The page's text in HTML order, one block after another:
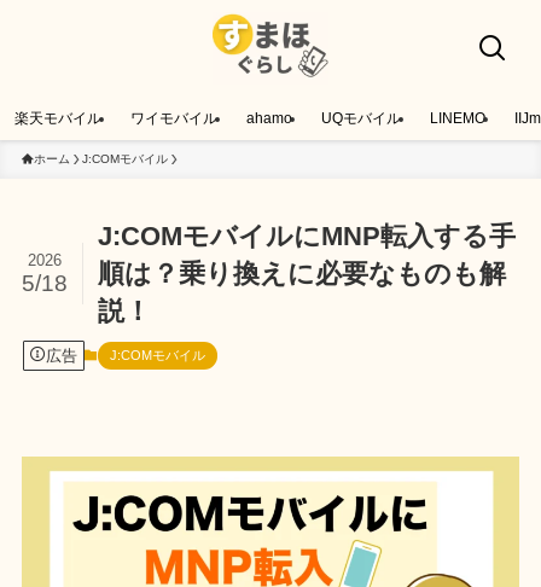
楽天モバイル ワイモバイル ahamo UQモバイル LINEMO
ホーム J:COMモバイル
J:COMモバイルにMNP転入する手
順は？乗り換えに必要なものも解
説！
2026
5/18
広告 J:COMモバイル